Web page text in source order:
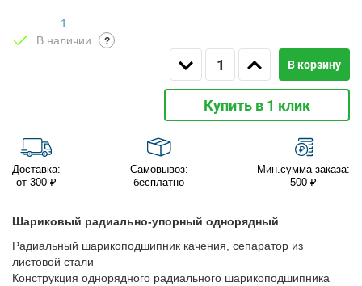
1
В наличии
?
В корзину
Купить в 1 клик
Доставка:
от 300 ₽
Самовывоз:
бесплатно
Мин.сумма заказа:
500 ₽
Шариковый радиально-упорный однорядный
Радиальный шарикоподшипник качения, сепаратор из
листовой стали
Конструкция однорядного радиального шарикоподшипника